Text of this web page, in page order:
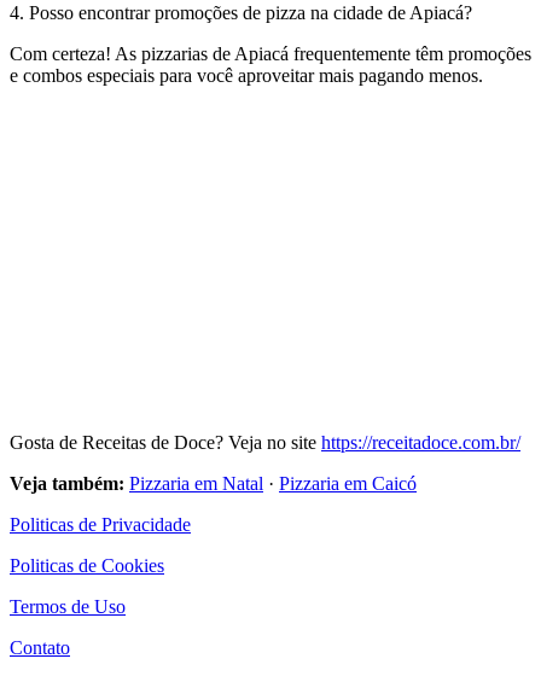
4. Posso encontrar promoções de pizza na cidade de Apiacá?
Com certeza! As pizzarias de Apiacá frequentemente têm promoções
e combos especiais para você aproveitar mais pagando menos.
Gosta de Receitas de Doce? Veja no site https://receitadoce.com.br/
Veja também: Pizzaria em Natal · Pizzaria em Caicó
Politicas de Privacidade
Politicas de Cookies
Termos de Uso
Contato